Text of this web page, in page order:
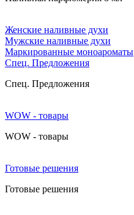
Женские наливные духи
Мужские наливные духи
Маркированные моноароматы
Cпец. Предложения
Cпец. Предложения
WOW - товары
WOW - товары
Готовые решения
Готовые решения